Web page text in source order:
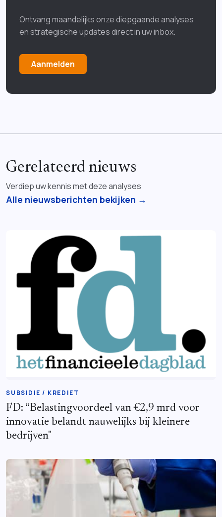
Ontvang maandelijks onze diepgaande analyses
en strategische updates direct in uw inbox.
Aanmelden
Gerelateerd nieuws
Verdiep uw kennis met deze analyses
Alle nieuwsberichten bekijken →
SUBSIDIE / KREDIET
FD: “Belastingvoordeel van €2,9 mrd voor
innovatie belandt nauwelijks bij kleinere
bedrijven"